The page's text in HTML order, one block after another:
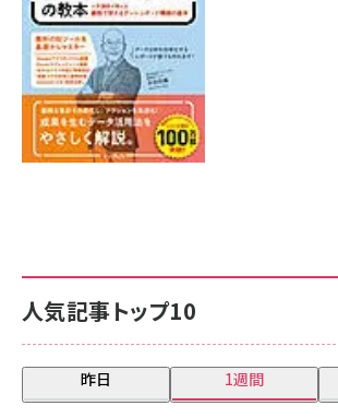
人気記事トップ10
昨日 1週間